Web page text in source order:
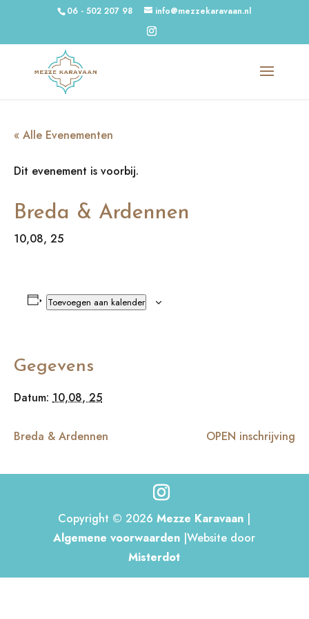
06 - 502 207 98 info@mezzekaravaan.nl
« Alle Evenementen
Dit evenement is voorbij.
Breda & Ardennen
10,08, 25
Toevoegen aan kalender
Gegevens
Datum: 10,08, 25
Breda & Ardennen OPEN inschrijving
Copyright © 2026Mezze Karavaan |
Algemene voorwaarden |Website door
Misterdot